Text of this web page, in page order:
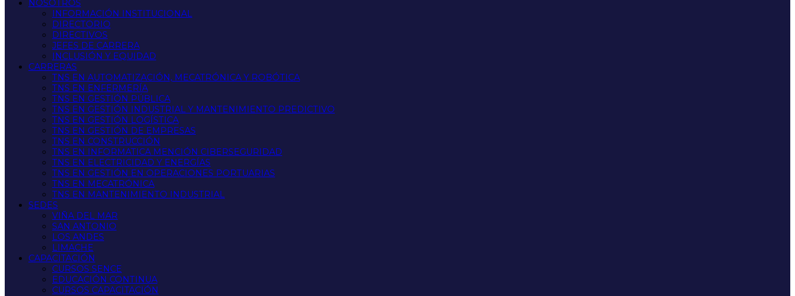
NOSOTROS
INFORMACIÓN INSTITUCIONAL
DIRECTORIO
DIRECTIVOS
JEFES DE CARRERA
INCLUSIÓN Y EQUIDAD
CARRERAS
TNS EN AUTOMATIZACIÓN, MECATRÓNICA Y ROBÓTICA
TNS EN ENFERMERÍA
TNS EN GESTIÓN PÚBLICA
TNS EN GESTIÓN INDUSTRIAL Y MANTENIMIENTO PREDICTIVO
TNS EN GESTIÓN LOGÍSTICA
TNS EN GESTIÓN DE EMPRESAS
TNS EN CONSTRUCCIÓN
TNS EN INFORMATICA MENCIÓN CIBERSEGURIDAD
TNS EN ELECTRICIDAD Y ENERGÍAS
TNS EN GESTIÓN EN OPERACIONES PORTUARIAS
TNS EN MECATRÓNICA
TNS EN MANTENIMIENTO INDUSTRIAL
SEDES
VIÑA DEL MAR
SAN ANTONIO
LOS ANDES
LIMACHE
CAPACITACIÓN
CURSOS SENCE
EDUCACIÓN CONTINUA
CURSOS CAPACITACIÓN